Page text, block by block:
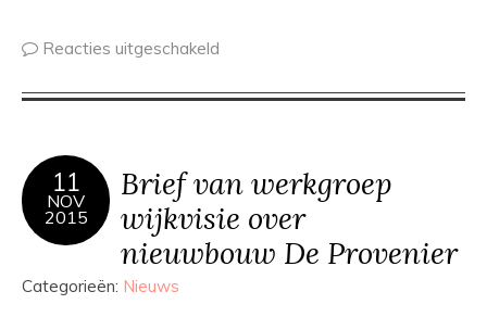
Reacties uitgeschakeld
11
NOV
2015
Brief van werkgroep
wijkvisie over
nieuwbouw De Provenier
Categorieën: Nieuws